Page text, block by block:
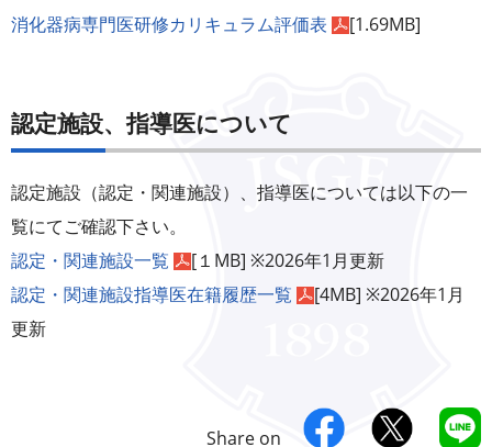
消化器病専門医研修カリキュラム評価表
[1.69MB]
認定施設、指導医について
認定施設（認定・関連施設）、指導医については以下の一
覧にてご確認下さい。
認定・関連施設一覧
[１MB] ※2026年1月更新
認定・関連施設指導医在籍履歴一覧
[4MB] ※2026年1月
更新
Share on